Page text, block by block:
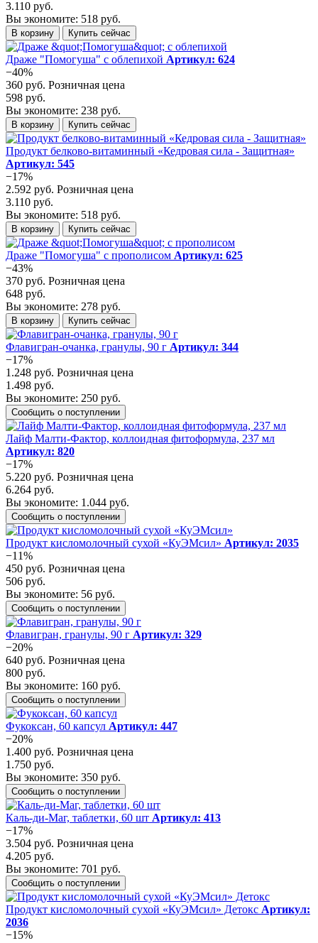
3.110 руб.
Вы экономите: 518 руб.
В корзину Купить сейчас
Драже "Помогуша" с облепихой Артикул: 624
−40%
360 руб. Розничная цена
598 руб.
Вы экономите: 238 руб.
В корзину Купить сейчас
Продукт белково-витаминный «Кедровая сила - Защитная»
Артикул: 545
−17%
2.592 руб. Розничная цена
3.110 руб.
Вы экономите: 518 руб.
В корзину Купить сейчас
Драже "Помогуша" с прополисом Артикул: 625
−43%
370 руб. Розничная цена
648 руб.
Вы экономите: 278 руб.
В корзину Купить сейчас
Флавигран-очанка, гранулы, 90 г Артикул: 344
−17%
1.248 руб. Розничная цена
1.498 руб.
Вы экономите: 250 руб.
Сообщить о поступлении
Лайф Малти-Фактор, коллоидная фитоформула, 237 мл
Артикул: 820
−17%
5.220 руб. Розничная цена
6.264 руб.
Вы экономите: 1.044 руб.
Сообщить о поступлении
Продукт кисломолочный сухой «КуЭМсил» Артикул: 2035
−11%
450 руб. Розничная цена
506 руб.
Вы экономите: 56 руб.
Сообщить о поступлении
Флавигран, гранулы, 90 г Артикул: 329
−20%
640 руб. Розничная цена
800 руб.
Вы экономите: 160 руб.
Сообщить о поступлении
Фукоксан, 60 капсул Артикул: 447
−20%
1.400 руб. Розничная цена
1.750 руб.
Вы экономите: 350 руб.
Сообщить о поступлении
Каль-ди-Маг, таблетки, 60 шт Артикул: 413
−17%
3.504 руб. Розничная цена
4.205 руб.
Вы экономите: 701 руб.
Сообщить о поступлении
Продукт кисломолочный сухой «КуЭМсил» Детокс Артикул:
2036
−15%